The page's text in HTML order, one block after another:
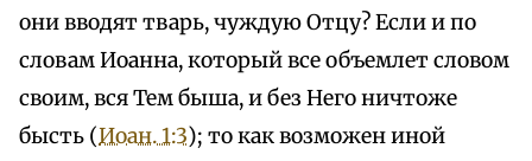
они вводят тварь, чуждую Отцу? Если и по
словам Иоанна, который все объемлет словом
своим, вся Тем быша, и без Него ничтоже
бысть (Иоан. 1:3); то как возможен иной